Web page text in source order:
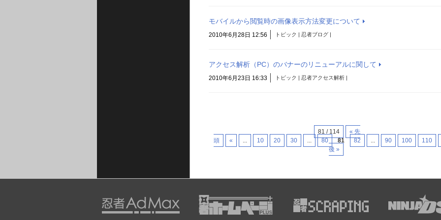
モバイルから閲覧時の画像表示方法変更について
2010年6月28日 12:56 トピック | 忍者ブログ |
アクセス解析（PC）のバナーのリニューアルに関して
2010年6月23日 16:33 トピック | 忍者アクセス解析 |
81 / 114
« 先
頭
« ... 10 20 30 ... 80 81 82 ... 90 100 110
後 »